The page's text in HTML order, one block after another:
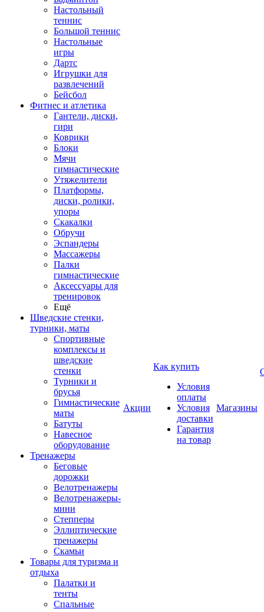
Настольный
теннис
Большой теннис
Настольные
игры
Дартс
Игрушки для
развлечений
Бейсбол
Фитнес и атлетика
Гантели, диски,
гири
Коврики
Блоки
Мячи
гимнастические
Утяжелители
Платформы,
диски, ролики,
упоры
Скакалки
Обручи
Эспандеры
Массажеры
Палки
гимнастические
Аксессуары для
тренировок
Ещё
Шведские стенки,
турники, маты
Спортивные
комплексы и
шведские
стенки
Турники и
брусья
Гимнастические
маты
Батуты
Навесное
оборудование
Тренажеры
Беговые
дорожки
Велотренажеры
Велотренажеры-
мини
Степперы
Эллиптические
тренажеры
Скамьи
Товары для туризма и
отдыха
Палатки и
тенты
Спальные
Акции
Как купить
Условия
оплаты
Условия
доставки
Гарантия
на товар
Магазины